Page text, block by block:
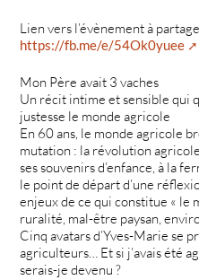
Lien vers l’évènement à
https://fb.me/e/54Ok0yuee
Mon Père avait 3 vaches
Un récit intime et sensible qui
justesse le monde agricole
En 60 ans, le monde agricole
mutation : la révolution
ses souvenirs d’enfance, à la
le point de départ d’une
enjeux de ce qui constitue « le
ruralité, mal-être paysan,
Cinq avatars d’Yves-Marie se
agriculteurs… Et si j’avais été
serais-je devenu ?